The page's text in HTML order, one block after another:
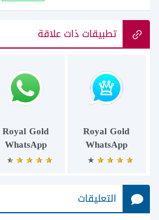
تطبيقات ذات علاقة
Royal Gold
WhatsApp
Royal Gold
WhatsApp
التعليقات